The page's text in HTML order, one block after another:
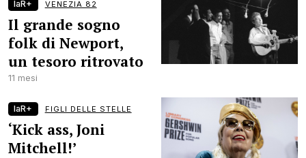
laR+ VENEZIA 82
Il grande sogno
folk di Newport,
un tesoro ritrovato
11 mesi
laR+ FIGLI DELLE STELLE
‘Kick ass, Joni
Mitchell!’